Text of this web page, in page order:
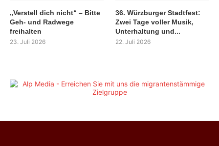
„Verstell dich nicht“ – Bitte
Geh- und Radwege
freihalten
23. Juli 2026
36. Würzburger Stadtfest:
Zwei Tage voller Musik,
Unterhaltung und...
22. Juli 2026